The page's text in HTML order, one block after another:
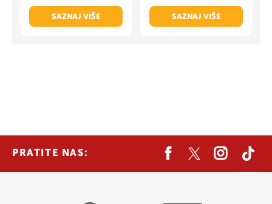
SAZNAJ VIŠE
SAZNAJ VIŠE
PRATITE NAS: